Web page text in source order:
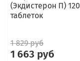
(Экдистерон П) 120
таблеток
1 829 руб
1 663 руб